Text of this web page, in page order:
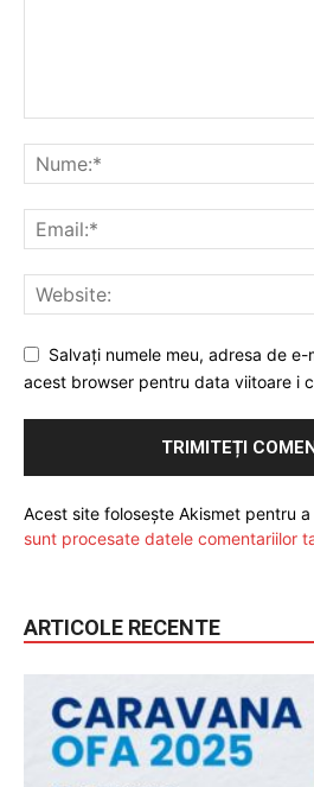
Salvați numele meu, adresa de
acest browser pentru data viitoare i
Acest site folosește Akismet pentru
sunt procesate datele comentariilor
ARTICOLE RECENTE